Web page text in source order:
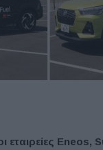
εταιρείες Eneos,